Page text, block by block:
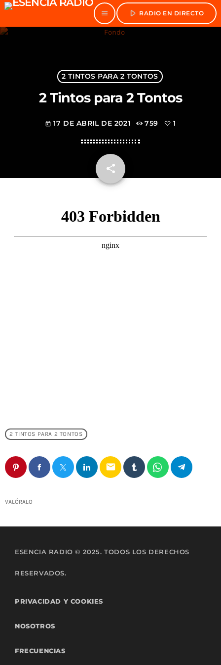
menu play_arrow RADIO EN DIRECTO
2 TINTOS PARA 2 TONTOS
2 Tintos para 2 Tontos
today 17 DE ABRIL DE 2021 759 1
share
email
2 TINTOS PARA 2 TONTOS
email
VALÓRALO
ESENCIA RADIO © 2025. TODOS LOS DERECHOS
RESERVADOS.
PRIVACIDAD Y COOKIES
NOSOTROS
FRECUENCIAS